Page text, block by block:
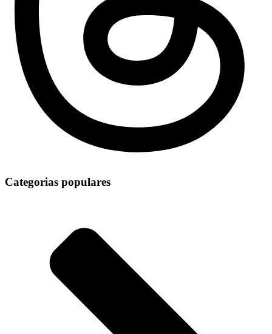
Categorias populares